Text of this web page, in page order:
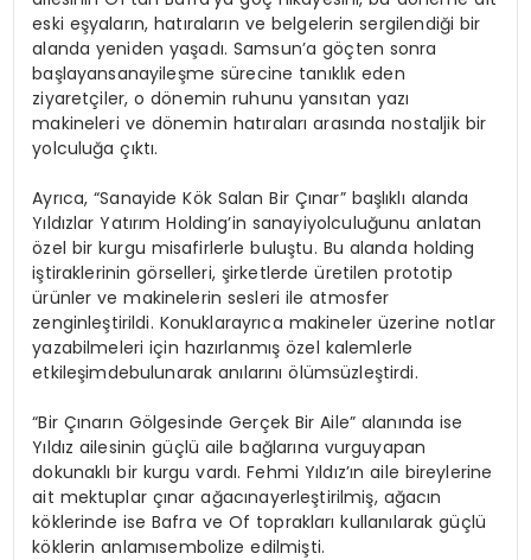
eski eşyaların,hatıraların ve belgelerin sergilendiği bir
alanda yeniden yaşadı. Samsun’a göçten sonra
başlayansanayileşme sürecine tanıklık eden
ziyaretçiler, odönemin ruhunu yansıtan yazı
makineleri ve dönemin hatıraları arasında nostaljik bir
yolculuğa çıktı.
Ayrıca, “Sanayide Kök Salan Bir Çınar” başlıklı alanda
Yıldızlar Yatırım Holding’in sanayiyolculuğunu anlatan
özel bir kurgu misafirlerle buluştu. Bu alanda holding
iştiraklerinin görselleri, şirketlerde üretilen prototip
ürünler vemakinelerin sesleri ile atmosfer
zenginleştirildi. Konuklarayrıca makineler üzerine notlar
yazabilmeleri için hazırlanmış özel kalemlerle
etkileşimdebulunarak anılarını ölümsüzleştirdi.
“Bir Çınarın Gölgesinde Gerçek Bir Aile” alanında ise
Yıldızailesinin güçlü aile bağlarına vurguyapan
dokunaklı bir kurgu vardı. Fehmi Yıldız’ın aile bireylerine
ait mektuplar çınar ağacınayerleştirilmiş, ağacın
köklerinde ise Bafra ve Of toprakları kullanılarak güçlü
köklerin anlamısembolize edilmişti.